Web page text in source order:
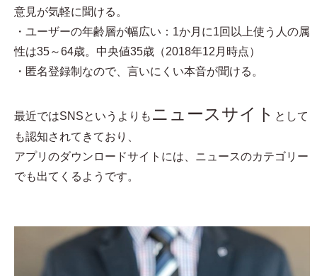
意見が気軽に聞ける。
・ユーザーの年齢層が幅広い：1か月に1回以上使う人の属
性は35～64歳。中央値35歳（2018年12月時点）
・匿名登録制なので、言いにくい本音が聞ける。
最近ではSNSというよりも ニュースサイト として
も認知されてきており、
アプリのダウンロードサイトには、ニュースのカテゴリー
でも出てくるようです。